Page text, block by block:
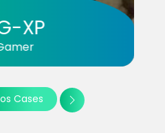
XP
Cases